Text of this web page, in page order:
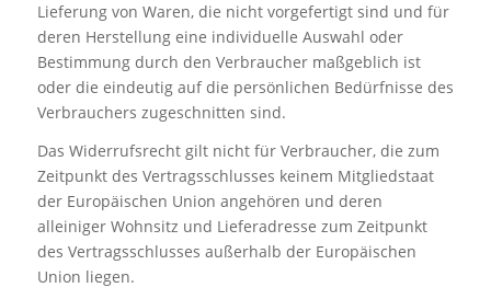
Lieferung von Waren, die nicht vorgefertigt sind und für
deren Herstellung eine individuelle Auswahl oder
Bestimmung durch den Verbraucher maßgeblich ist
oder die eindeutig auf die persönlichen Bedürfnisse des
Verbrauchers zugeschnitten sind.
Das Widerrufsrecht gilt nicht für Verbraucher, die zum
Zeitpunkt des Vertragsschlusses keinem Mitgliedstaat
der Europäischen Union angehören und deren
alleiniger Wohnsitz und Lieferadresse zum Zeitpunkt
des Vertragsschlusses außerhalb der Europäischen
Union liegen.